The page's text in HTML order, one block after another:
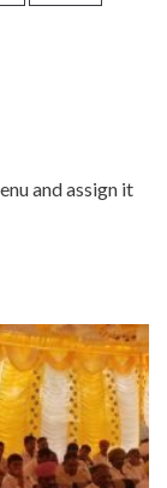
and assign it